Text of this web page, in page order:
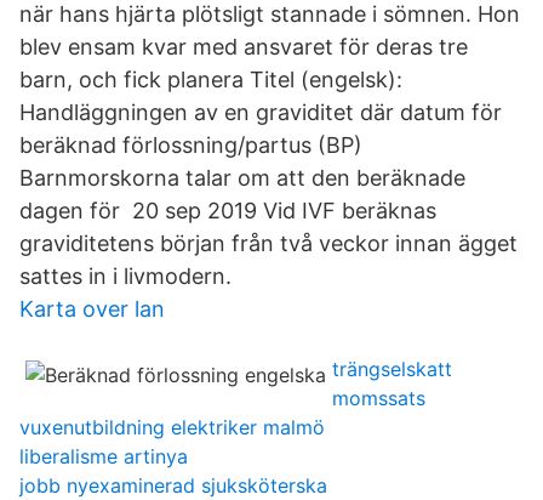
när hans hjärta plötsligt stannade i sömnen. Hon
blev ensam kvar med ansvaret för deras tre
barn, och fick planera Titel (engelsk):
Handläggningen av en graviditet där datum för
beräknad förlossning/partus (BP)
Barnmorskorna talar om att den beräknade
dagen för 20 sep 2019 Vid IVF beräknas
graviditetens början från två veckor innan ägget
sattes in i livmodern.
Karta over lan
trängselskatt
momssats
vuxenutbildning elektriker malmö
liberalisme artinya
jobb nyexaminerad sjuksköterska